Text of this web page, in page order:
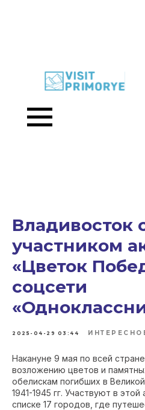
Владивосток
участником
«Цветок
соцсети
2025-04-29 03:44
Накануне 9 мая по всей
возложению цветов и
обелискам погибших в
1941-1945 гг. Участвуют в
списке 17 городов, где